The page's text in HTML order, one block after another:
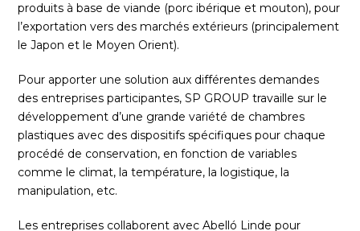
produits à base de viande (porc ibérique et mouton), pour
l’exportation vers des marchés extérieurs (principalement
le Japon et le Moyen Orient).
Pour apporter une solution aux différentes demandes
des entreprises participantes, SP GROUP travaille sur le
développement d’une grande variété de chambres
plastiques avec des dispositifs spécifiques pour chaque
procédé de conservation, en fonction de variables
comme le climat, la température, la logistique, la
manipulation, etc.
Les entreprises collaborent avec Abelló Linde pour